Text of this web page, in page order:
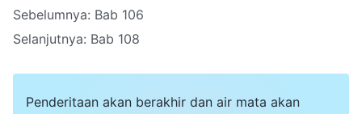
Sebelumnya: Bab 106
Selanjutnya: Bab 108
Penderitaan akan berakhir dan air mata akan